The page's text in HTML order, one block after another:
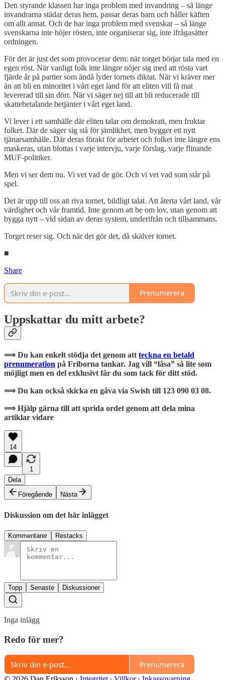
Den styrande klassen har inga problem med invandring – så länge
invandrarna städar deras hem, passar deras barn och håller käften
om allt annat. Och de har inga problem med svenskar – så länge
svenskarna inte höjer rösten, inte organiserar sig, inte ifrågasätter
ordningen.
För det är just det som provocerar dem: när torget börjar tala med en
egen röst. När vanligt folk inte längre nöjer sig med att rösta vart
fjärde år på partier som ändå lyder tornets diktat. När vi kräver mer
än att bli en minoritet i vårt eget land för att eliten vill få mat
levererad till sin dörr. När vi säger nej till att bli reducerade till
skattebetalande betjänter i vårt eget land.
Vi lever i ett samhälle där eliten talar om demokrati, men fruktar
folket. Där de säger sig stå för jämlikhet, men bygger ett nytt
tjänarsamhälle. Där deras förakt för arbetet och folket inte längre ens
maskeras, utan blottas i varje intervju, varje förslag, varje flinande
MUF-politiker.
Men vi ser dem nu. Vi vet vad de gör. Och vi vet vad som står på
spel.
Det är upp till oss att riva tornet, bildligt talat. Att återta vårt land, vår
värdighet och vår framtid. Inte genom att be om lov, utan genom att
bygga nytt – vid sidan av deras system, underifrån och tillsammans.
Torget reser sig. Och när det gör det, då skälver tornet.
■
Share
Prenumerera
Uppskattar du mitt arbete?
⟹ Du kan enkelt stödja det genom att teckna en betald
prenumeration på Friborna tankar. Jag vill “låsa” så lite som
möjligt men en del exklusivt får du som tack för ditt stöd.
⟹ Du kan också skicka en gåva via Swish till 123 090 03 08.
⟹ Hjälp gärna till att sprida ordet genom att dela mina
artiklar vidare
14
1
Dela
Föregående
Nästa
Diskussion om det här inlägget
Kommentarer Restacks
Topp Senaste Diskussioner
Inga inlägg
Redo för mer?
Prenumerera